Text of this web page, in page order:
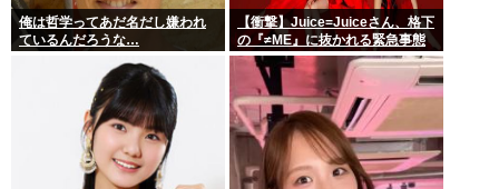
俺は哲学ってあだ名だし嫌われ
ているんだろうな…
【衝撃】Juice=Juiceさん、格下
の『≠ME』に抜かれる緊急事態
ｗｗｗｗｗｗｗｗｗｗｗｗ